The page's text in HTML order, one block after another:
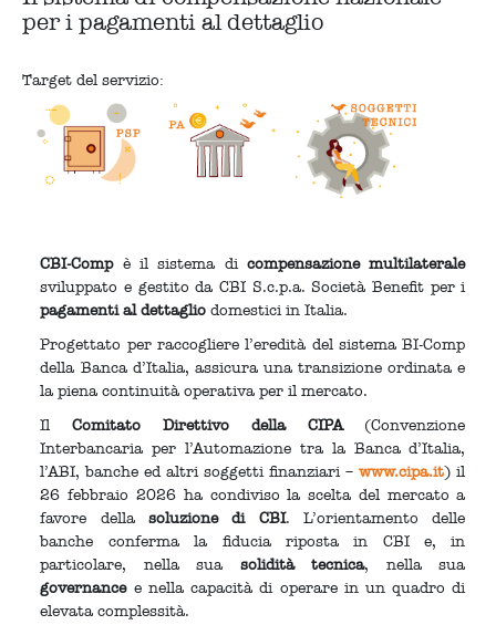
per i pagamenti al dettaglio
Target del servizio:
CBI-Compè il sistema dicompensazione multilaterale
sviluppato e gestito da CBI S.c.p.a. Società Benefit per i
pagamenti al dettaglio domestici in Italia.
Progettato per raccogliere l’eredità del sistema BI-Comp
della Banca d’Italia, assicura una transizione ordinata e
la piena continuità operativa per il mercato.
IlComitato Direttivo della CIPA(Convenzione
Interbancaria per l’Automazione tra la Banca d’Italia,
l’ABI, banche ed altri soggetti finanziari –www.cipa.it) il
26 febbraio 2026 ha condiviso la scelta del mercato a
favore dellasoluzione di CBI. L’orientamento delle
banche conferma la fiducia riposta in CBI e, in
particolare, nella sua solidità tecnica, nella sua
governancee nella capacità di operare in un quadro di
elevata complessità.